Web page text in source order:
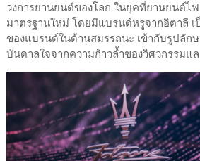
วงการยานยนต์ของโลก ในยุคที่ยานยนต์ไ
มาตรฐานใหม่ โดยมีแบรนด์หรูจากอิตาลี เ
ของแบรนด์ในด้านสมรรถนะ เข้ากับรูปลัก
บันดาลใจจากความก้าวล้ำของวิศวกรรมแ